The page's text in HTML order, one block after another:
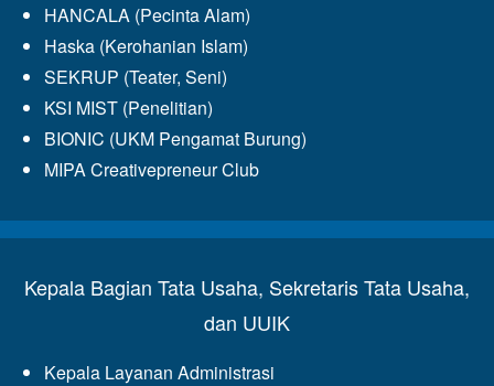
HANCALA (Pecinta Alam)
Haska (Kerohanian Islam)
SEKRUP (Teater, Seni)
KSI MIST (Penelitian)
BIONIC (UKM Pengamat Burung)
MIPA Creativepreneur Club
Kepala Bagian Tata Usaha, Sekretaris Tata Usaha,
dan UUIK
Kepala Layanan Administrasi